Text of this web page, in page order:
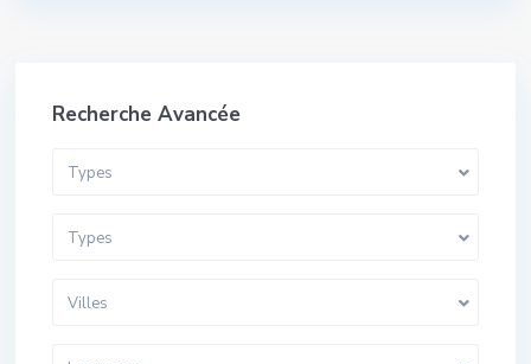
Recherche Avancée
Types
Types
Villes